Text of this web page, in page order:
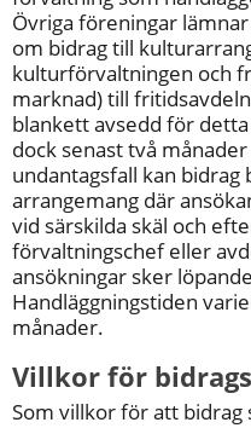
Övriga föreningar
om bidrag till
kulturförvaltningen och
marknad) till
blankett avsedd för
dock senast två
undantagsfall kan bidrag
arrangemang där
vid särskilda skäl och
förvaltningschef eller
ansökningar sker
Handläggningstiden
månader.
Villkor för
Som villkor för att bidrag